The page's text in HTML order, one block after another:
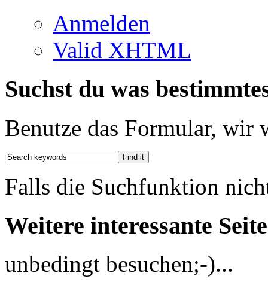
Anmelden
Valid XHTML
Suchst du was
Benutze das Formular, wir
Falls die Suchfunktion
Weitere interessante
unbedingt besuchen;-)...